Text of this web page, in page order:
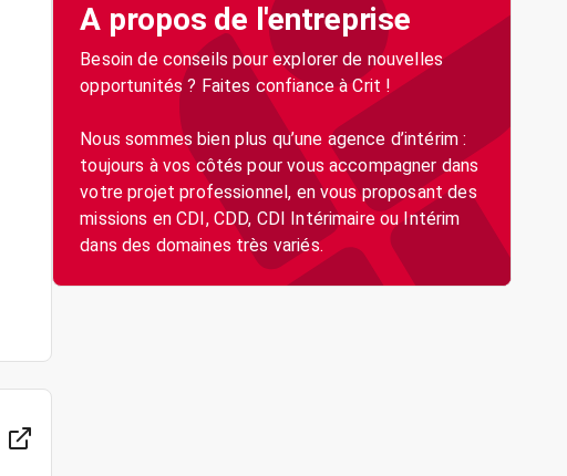
A propos de l'entreprise
Besoin de conseils pour explorer de nouvelles
opportunités ? Faites confiance à Crit !
Nous sommes bien plus qu’une agence d’intérim :
toujours à vos côtés pour vous accompagner dans
votre projet professionnel, en vous proposant des
missions en CDI, CDD, CDI Intérimaire ou Intérim
dans des domaines très variés.